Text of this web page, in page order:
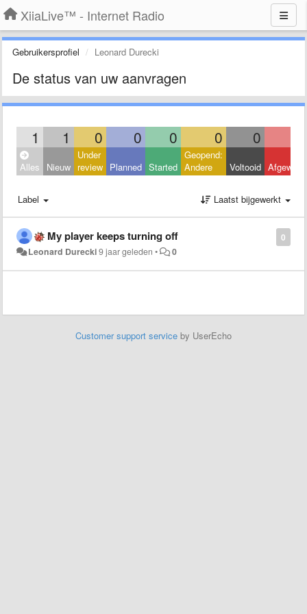
XiiaLive™ - Internet Radio
Gebruikersprofiel Leonard Durecki
De status van uw aanvragen
1 1 0 0 0 0 0
Alles Nieuw
Under
review Planned Started
Geopend:
Andere
Voltooid
Label Laatst bijgewerkt
0
My player keeps turning off
Leonard Durecki9 jaar geleden • 0
Customer support service by UserEcho